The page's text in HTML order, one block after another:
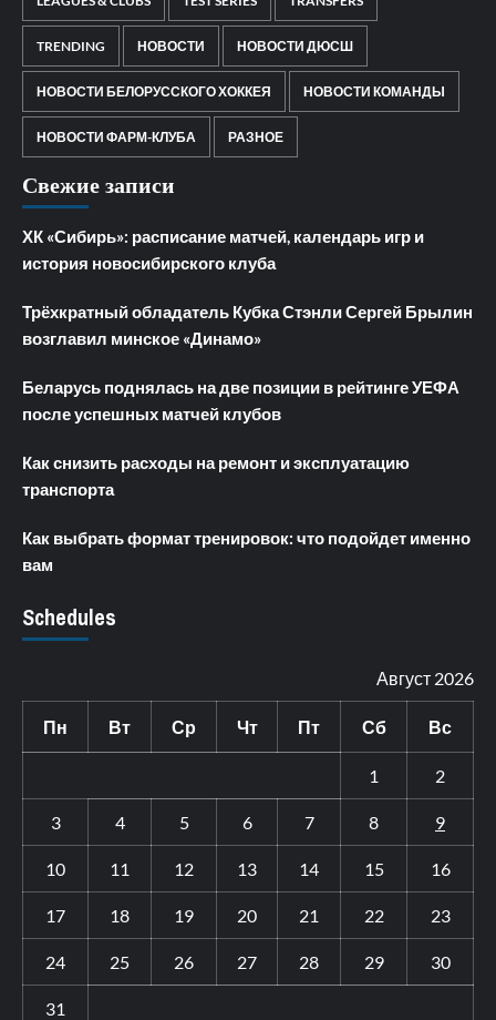
TRENDING НОВОСТИ НОВОСТИ ДЮСШ
НОВОСТИ БЕЛОРУССКОГО ХОККЕЯ НОВОСТИ КОМАНДЫ
НОВОСТИ ФАРМ-КЛУБА РАЗНОЕ
Свежие записи
ХК «Сибирь»: расписание матчей, календарь игр и
история новосибирского клуба
Трёхкратный обладатель Кубка Стэнли Сергей Брылин
возглавил минское «Динамо»
Беларусь поднялась на две позиции в рейтинге УЕФА
после успешных матчей клубов
Как снизить расходы на ремонт и эксплуатацию
транспорта
Как выбрать формат тренировок: что подойдет именно
вам
Schedules
Август 2026
Пн Вт Ср Чт Пт Сб Вс
1 2
3 4 5 6 7 8 9
10 11 12 13 14 15 16
17 18 19 20 21 22 23
24 25 26 27 28 29 30
31